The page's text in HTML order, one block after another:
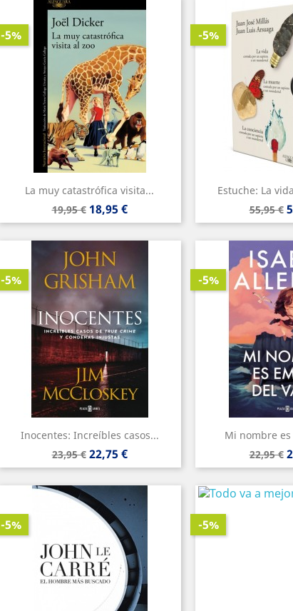
La muy catastrófica visita...
Precio
base
19,95 €
-5%
Precio
18,95 €
Estuche: La
Precio
base
55,95 €
-5%
Inocentes: Increíbles casos...
Precio
base
23,95 €
-5%
Precio
22,75 €
Mi nombre
Precio
base
22,95 €
-5%
-5% -5%